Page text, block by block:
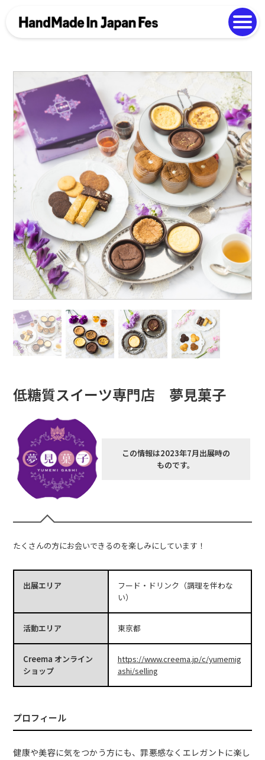
Photo Gallery
EN 中文
低糖質スイーツ専門店 夢見菓子
この情報は2023年7月出展時の
ものです。
たくさんの方にお会いできるのを楽しみにしています！
出展エリア
フード・ドリンク（調理を伴わな
い）
活動エリア 東京都
Creema オンライン
ショップ
https://www.creema.jp/c/yumemig
ashi/selling
プロフィール
健康や美容に気をつかう方にも、罪悪感なくエレガントに楽し